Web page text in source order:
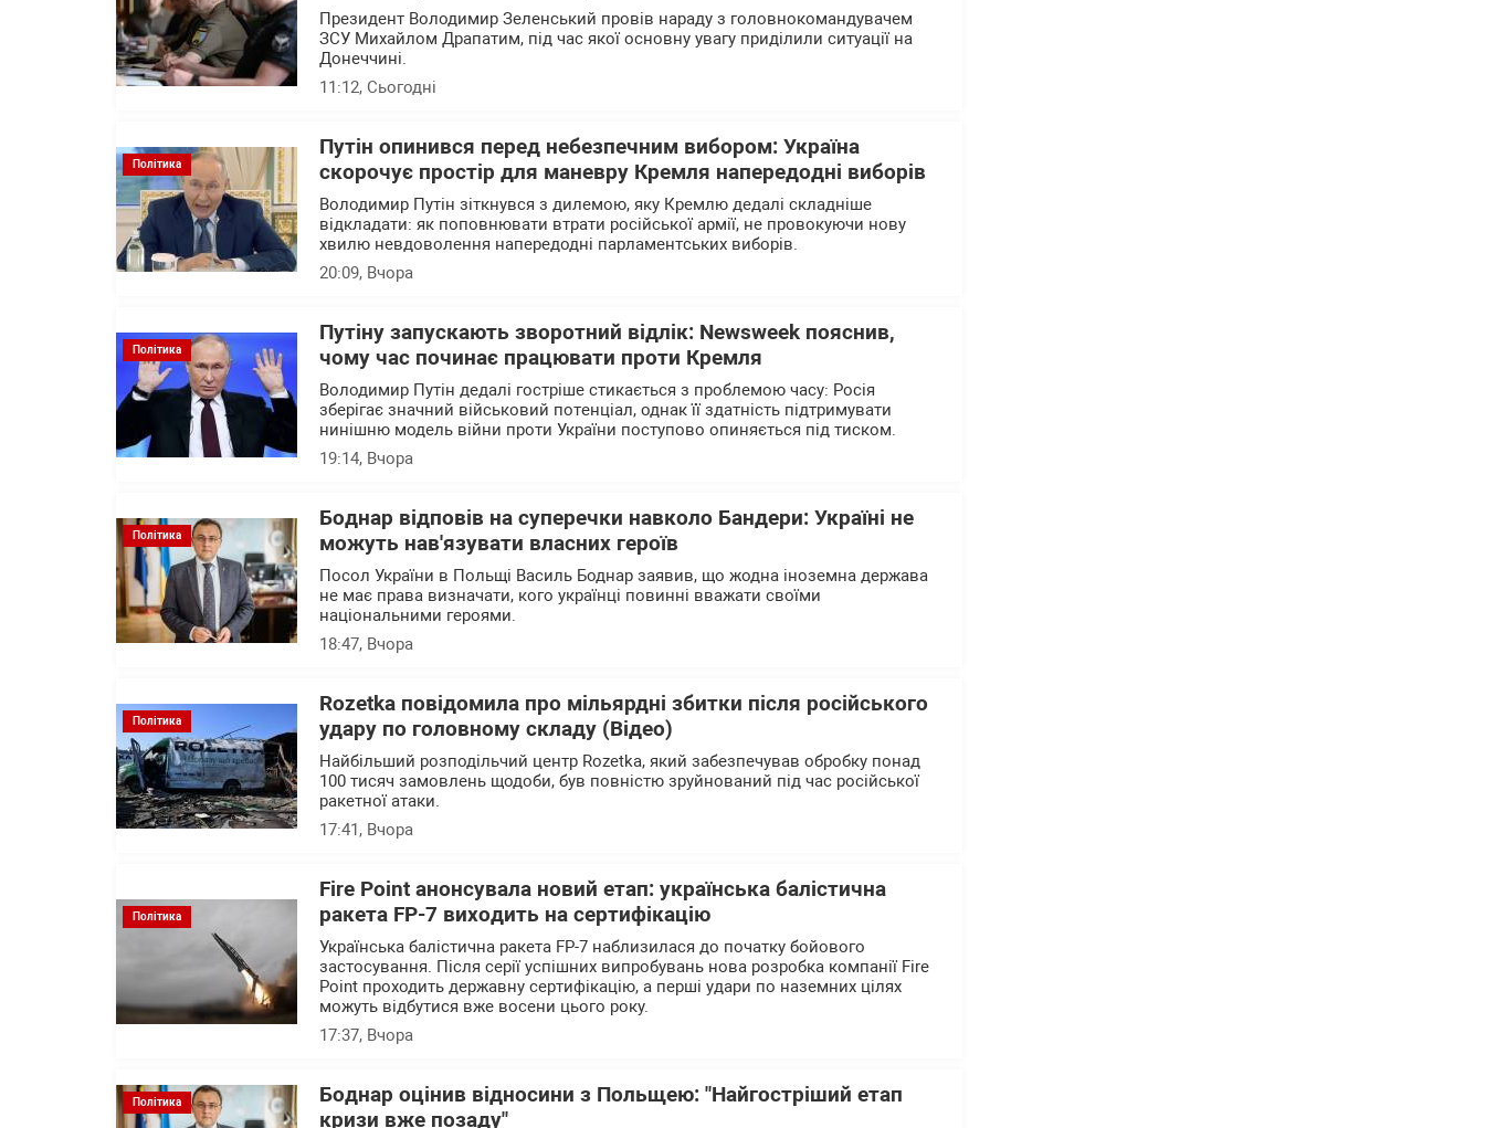
Президент Володимир Зеленський провів нараду з головнокомандувачем
ЗСУ Михайлом Драпатим, під час якої основну увагу приділили ситуації на
Донеччині.
11:12, Сьогодні
Політика
Путін опинився перед небезпечним вибором: Україна
скорочує простір для маневру Кремля напередодні виборів
Володимир Путін зіткнувся з дилемою, яку Кремлю дедалі складніше
відкладати: як поповнювати втрати російської армії, не провокуючи нову
хвилю невдоволення напередодні парламентських виборів.
20:09, Вчора
Політика
Путіну запускають зворотний відлік: Newsweek пояснив,
чому час починає працювати проти Кремля
Володимир Путін дедалі гостріше стикається з проблемою часу: Росія
зберігає значний військовий потенціал, однак її здатність підтримувати
нинішню модель війни проти України поступово опиняється під тиском.
19:14, Вчора
Політика
Боднар відповів на суперечки навколо Бандери: Україні не
можуть нав'язувати власних героїв
Посол України в Польщі Василь Боднар заявив, що жодна іноземна держава
не має права визначати, кого українці повинні вважати своїми
національними героями.
18:47, Вчора
Політика
Rozetka повідомила про мільярдні збитки після російського
удару по головному складу (Відео)
Найбільший розподільчий центр Rozetka, який забезпечував обробку понад
100 тисяч замовлень щодоби, був повністю зруйнований під час російської
ракетної атаки.
17:41, Вчора
Політика
Fire Point анонсувала новий етап: українська балістична
ракета FP-7 виходить на сертифікацію
Українська балістична ракета FP-7 наблизилася до початку бойового
застосування. Після серії успішних випробувань нова розробка компанії Fire
Point проходить державну сертифікацію, а перші удари по наземних цілях
можуть відбутися вже восени цього року.
17:37, Вчора
Політика
Боднар оцінив відносини з Польщею: "Найгостріший етап
кризи вже позаду"